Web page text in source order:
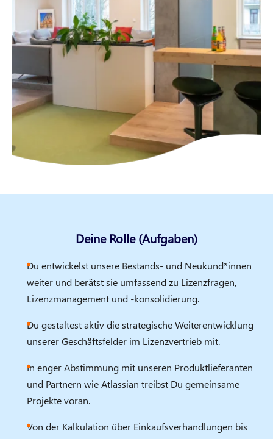
Deine Rolle (Aufgaben)
Du entwickelst unsere Bestands- und Neukund*innen
weiter und berätst sie umfassend zu Lizenzfragen,
Lizenzmanagement und -konsolidierung.
Du gestaltest aktiv die strategische Weiterentwicklung
unserer Geschäftsfelder im Lizenzvertrieb mit.
In enger Abstimmung mit unseren Produktlieferanten
und Partnern wie Atlassian treibst Du gemeinsame
Projekte voran.
Von der Kalkulation über Einkaufsverhandlungen bis